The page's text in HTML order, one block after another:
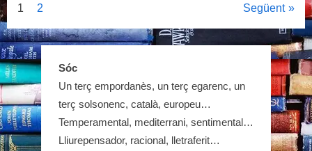
Paginació
de
les
entrades
1 2 Següent
Sóc
Un terç empordanès, un terç egarenc, un
terç solsonenc, català, europeu…
Temperamental, mediterrani, sentimental…
Lliurepensador, racional, lletraferit…